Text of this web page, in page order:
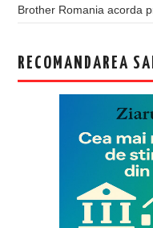
Brother Romania acorda
RECOMANDAREA